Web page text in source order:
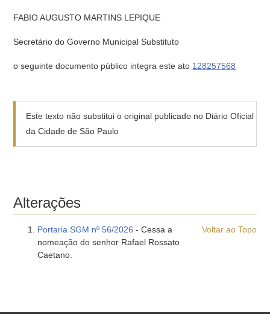
FABIO AUGUSTO MARTINS LEPIQUE
Secretário do Governo Municipal Substituto
o seguinte documento público integra este ato 128257568
Este texto não substitui o original publicado no Diário Oficial
da Cidade de São Paulo
Alterações
Voltar ao Topo
Portaria SGM nº 56/2026 - Cessa a
nomeação do senhor Rafael Rossato
Caetano.